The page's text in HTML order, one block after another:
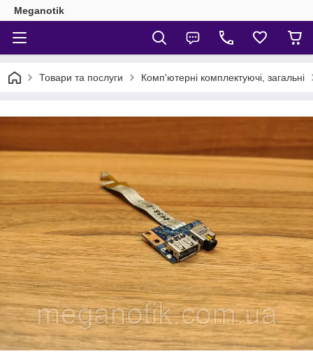
Meganotik
Товари та послуги Комп'ютерні комплектуючі, загальні